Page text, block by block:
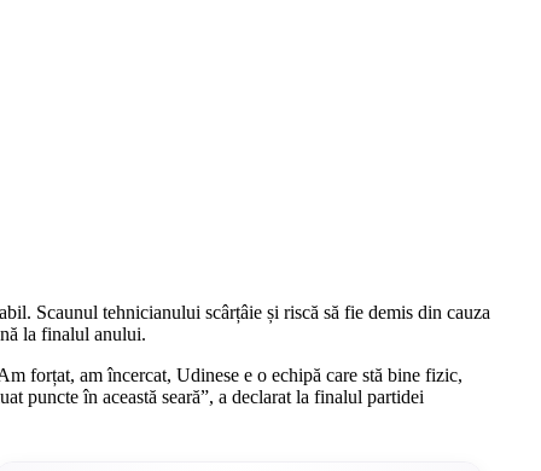
Scaunul tehnicianului scârțâie și riscă să fie demis din cauza
la finalul anului.
forțat, am încercat, Udinese e o echipă care stă bine fizic,
puncte în această seară”, a declarat la finalul partidei